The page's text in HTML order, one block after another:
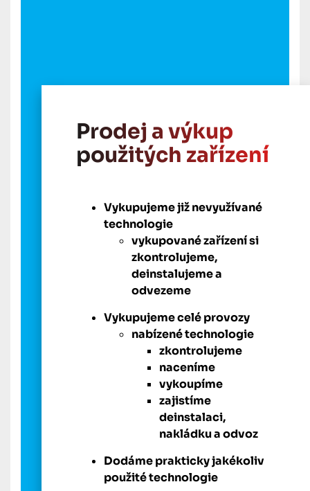
Prodej a výkup
použitých zařízení
Vykupujeme již nevyužívané
technologie
vykupované zařízení si
zkontrolujeme,
deinstalujeme a
odvezeme
Vykupujeme celé provozy
nabízené technologie
zkontrolujeme
naceníme
vykoupíme
zajistíme
deinstalaci,
nakládku a odvoz
Dodáme prakticky jakékoliv
použité technologie